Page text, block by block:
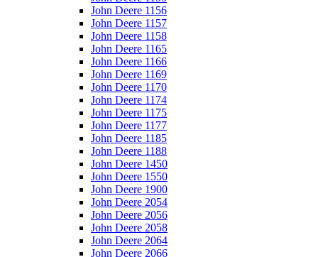
John Deere 1156
John Deere 1157
John Deere 1158
John Deere 1165
John Deere 1166
John Deere 1169
John Deere 1170
John Deere 1174
John Deere 1175
John Deere 1177
John Deere 1185
John Deere 1188
John Deere 1450
John Deere 1550
John Deere 1900
John Deere 2054
John Deere 2056
John Deere 2058
John Deere 2064
John Deere 2066